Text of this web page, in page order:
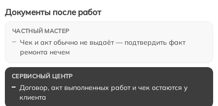
Чек и акт обычно не выдаёт — подтвердить факт
ремонта нечем
Документы после работ
Договор, акт выполненных работ и чек остаются у
клиента